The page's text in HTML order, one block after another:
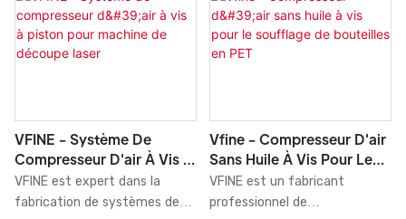
huile, ce système fournit un
air comprimé propre et de
haute qualité, prévenant ainsi
performances et une fiabilité
constantes pour votre
processus de production de
bouteilles en PET.
Grâce à sa conception
avancée et à sa technologie
innovante, ce système fournit
essentielle au
fonctionnement de votre
machine laser. Silencieux et
facile d'entretien, il garantit
des performances et une
VFINE - Système De
Compresseur D'air À Vis À
Piston Pour Machine De
Découpe Laser
VFINE est expert dans la
fabrication de systèmes de
Vfine - Compresseur D'air
Sans Huile À Vis Pour Le
Soufflage De Bouteilles En
PET
VFINE est un fabricant
professionnel de